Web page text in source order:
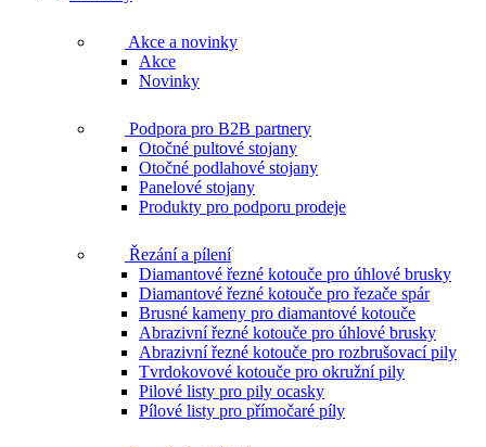
Akce a novinky
Akce
Novinky
Podpora pro B2B partnery
Otočné pultové stojany
Otočné podlahové stojany
Panelové stojany
Produkty pro podporu prodeje
Řezání a pílení
Diamantové řezné kotouče pro úhlové brusky
Diamantové řezné kotouče pro řezače spár
Brusné kameny pro diamantové kotouče
Abrazivní řezné kotouče pro úhlové brusky
Abrazivní řezné kotouče pro rozbrušovací pily
Tvrdokovové kotouče pro okružní pily
Pilové listy pro pily ocasky
Pílové listy pro přímočaré píly